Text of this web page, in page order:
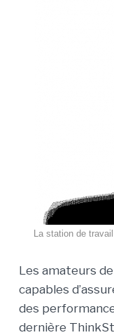
La station de
Les amateurs
capables
des
dernière